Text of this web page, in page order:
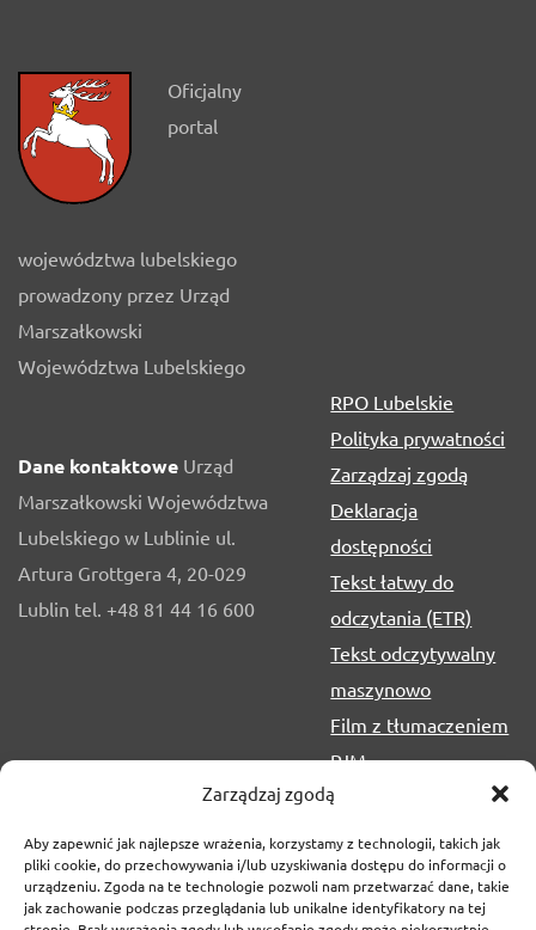
Zarządzaj zgodą
Aby zapewnić jak najlepsze wrażenia, korzystamy z technologii, takich jak
pliki cookie, do przechowywania i/lub uzyskiwania dostępu do informacji o
urządzeniu. Zgoda na te technologie pozwoli nam przetwarzać dane, takie
jak zachowanie podczas przeglądania lub unikalne identyfikatory na tej
Oficjalny
portal
województwa lubelskiego
prowadzony przez Urząd
Marszałkowski
Województwa Lubelskiego
Dane kontaktowe Urząd
Marszałkowski Województwa
Lubelskiego w Lublinie ul.
Artura Grottgera 4, 20-029
Lublin tel. +48 81 44 16 600
RPO Lubelskie
Polityka prywatności
Zarządzaj zgodą
Deklaracja
dostępności
Tekst łatwy do
odczytania (ETR)
Tekst odczytywalny
maszynowo
Film z tłumaczeniem
PJM